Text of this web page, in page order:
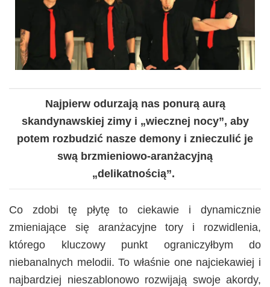
Najpierw odurzają nas ponurą aurą
skandynawskiej zimy i „wiecznej nocy”, aby
potem rozbudzić nasze demony i znieczulić je
swą brzmieniowo-aranżacyjną
„delikatnością”.
Co zdobi tę płytę to ciekawie i dynamicznie
zmieniające się aranżacyjne tory i rozwidlenia,
którego kluczowy punkt ograniczyłbym do
niebanalnych melodii. To właśnie one najciekawiej i
najbardziej nieszablonowo rozwijają swoje akordy,